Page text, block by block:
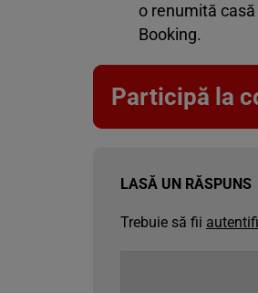
o renumită
Booking.
Participă la
LASĂ UN RĂSPUNS
Trebuie să fii